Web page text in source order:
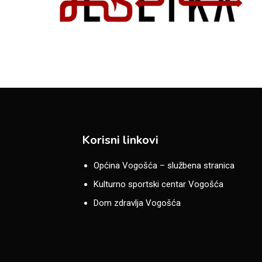
Korisni linkovi
Općina Vogošća – službena stranica
Kulturno sportski centar Vogošća
Dom zdravlja Vogošća